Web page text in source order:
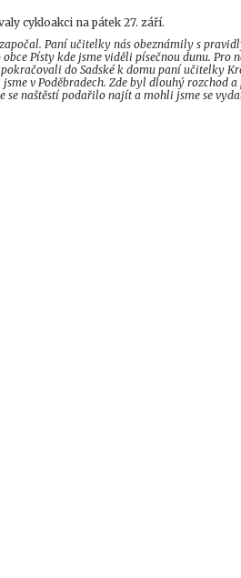
cykloakci na pátek 27. září.
Paní učitelky nás obeznámily s
Písty kde jsme viděli písečnou dunu. Pro
do Sadské k domu paní učitelky
v Poděbradech. Zde byl dlouhý rozchod
naštěstí podařilo najít a mohli jsme se